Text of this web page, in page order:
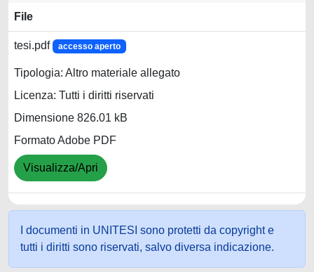
File
tesi.pdf accesso aperto
Tipologia: Altro materiale allegato
Licenza: Tutti i diritti riservati
Dimensione 826.01 kB
Formato Adobe PDF
Visualizza/Apri
I documenti in UNITESI sono protetti da copyright e
tutti i diritti sono riservati, salvo diversa indicazione.